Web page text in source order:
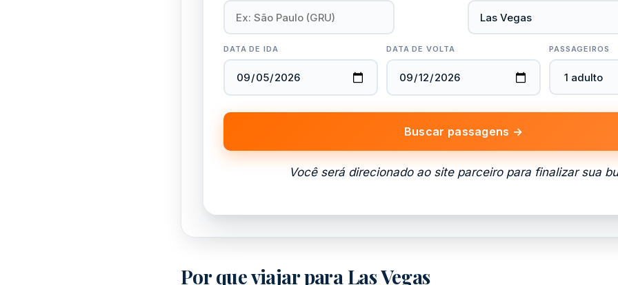
DATA DE IDA DATA DE VOLTA PASSAGEIROS
Buscar passagens →
Você será direcionado ao site parceiro para finalizar sua
Por que viajar para Las Vegas